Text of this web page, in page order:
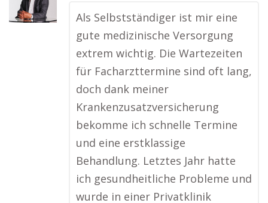
Als Selbstständiger ist mir eine
gute medizinische Versorgung
extrem wichtig. Die Wartezeiten
für Facharzttermine sind oft lang,
doch dank meiner
Krankenzusatzversicherung
bekomme ich schnelle Termine
und eine erstklassige
Behandlung. Letztes Jahr hatte
ich gesundheitliche Probleme und
wurde in einer Privatklinik